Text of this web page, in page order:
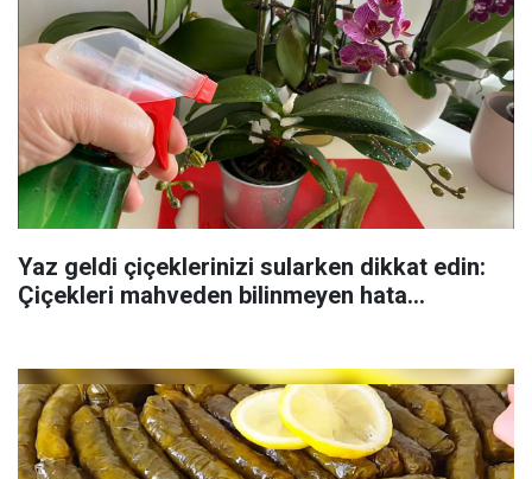
Yaz geldi çiçeklerinizi sularken dikkat edin:
Çiçekleri mahveden bilinmeyen hata...